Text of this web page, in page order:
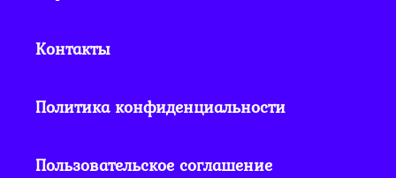
Контакты
Политика конфиденциальности
Пользовательское соглашение